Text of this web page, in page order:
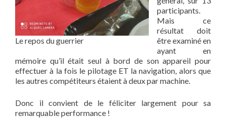
Le repos du guerrier
participants.
Mais ce
résultat doit
être examiné en
ayant en
mémoire qu’il était seul à bord de son appareil pour
effectuer à la fois le pilotage ET la navigation, alors que
les autres compétiteurs étaient à deux par machine.
Donc il convient de le féliciter largement pour sa
remarquable performance !